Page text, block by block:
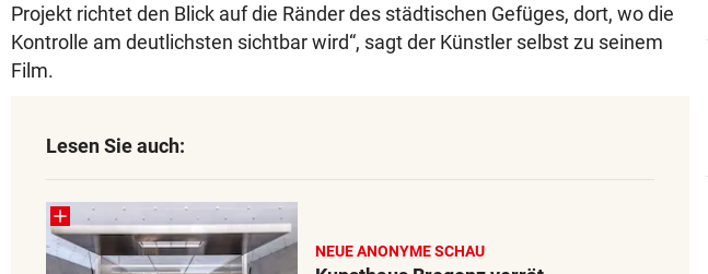
Projekt richtet den Blick auf die Ränder des städtischen Gefüges, dort, wo die
Kontrolle am deutlichsten sichtbar wird“, sagt der Künstler selbst zu seinem
Film.
Lesen Sie auch:
NEUE ANONYME SCHAU